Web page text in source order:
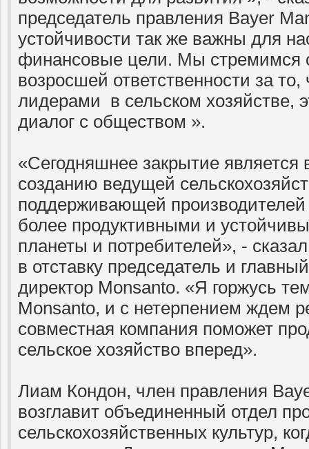
председатель правления Bayer
устойчивости так же важны для
финансовые цели. Мы стремимся
возросшей ответственности за
лидерами в сельском хозяйстве,
диалог с обществом ».
«Сегодняшнее закрытие является
созданию ведущей
поддерживающей
более продуктивными и
планеты и потребителей», -
в отставку председатель и
директор Monsanto. «Я горжусь
Monsanto, и с нетерпением ждем
совместная компания поможет
сельское хозяйство вперед».
Лиам Кондон, член правления
возглавит объединенный отдел
сельскохозяйственных культур,